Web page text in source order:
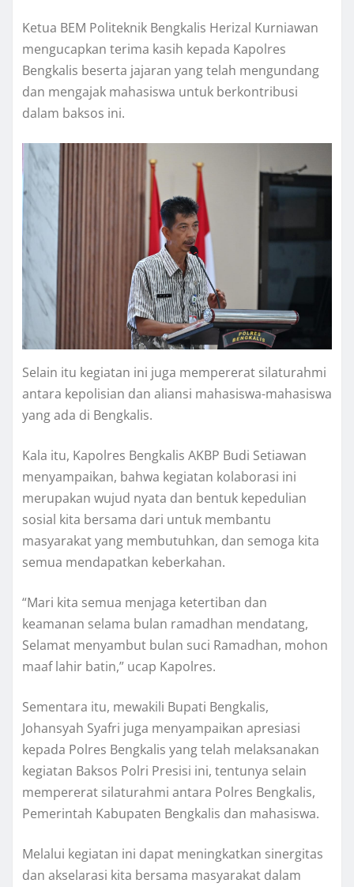
Ketua BEM Politeknik Bengkalis Herizal Kurniawan
mengucapkan terima kasih kepada Kapolres
Bengkalis beserta jajaran yang telah mengundang
dan mengajak mahasiswa untuk berkontribusi
dalam baksos ini.
Selain itu kegiatan ini juga mempererat silaturahmi
antara kepolisian dan aliansi mahasiswa-mahasiswa
yang ada di Bengkalis.
Kala itu, Kapolres Bengkalis AKBP Budi Setiawan
menyampaikan, bahwa kegiatan kolaborasi ini
merupakan wujud nyata dan bentuk kepedulian
sosial kita bersama dari untuk membantu
masyarakat yang membutuhkan, dan semoga kita
semua mendapatkan keberkahan.
“Mari kita semua menjaga ketertiban dan
keamanan selama bulan ramadhan mendatang,
Selamat menyambut bulan suci Ramadhan, mohon
maaf lahir batin,” ucap Kapolres.
Sementara itu, mewakili Bupati Bengkalis,
Johansyah Syafri juga menyampaikan apresiasi
kepada Polres Bengkalis yang telah melaksanakan
kegiatan Baksos Polri Presisi ini, tentunya selain
mempererat silaturahmi antara Polres Bengkalis,
Pemerintah Kabupaten Bengkalis dan mahasiswa.
Melalui kegiatan ini dapat meningkatkan sinergitas
dan akselarasi kita bersama masyarakat dalam